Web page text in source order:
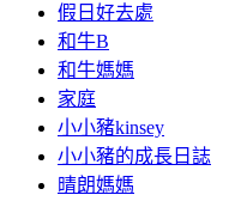
假日好去處
和牛B
和牛媽媽
家庭
小小豬kinsey
小小豬的成長日誌
晴朗媽媽